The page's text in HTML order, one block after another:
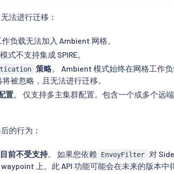
法进行迁移：
作负载无法加入 Ambient 网格。
不支持集成 SPIRE。
策略。 Ambient 模式始终在网格工作
被忽略，且无法进行迁移。
置。 仅支持多主集群配置。包含一个或多个远
的行为：
前不受支持。 如果您依赖 EnvoyFilter
对
上。此 API 功能可能会在未来的版本中